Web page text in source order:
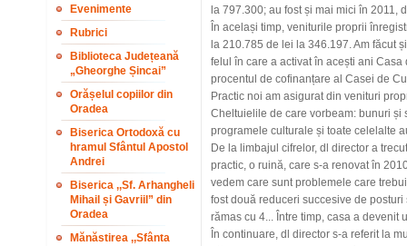
Evenimente
Rubrici
Biblioteca Județeană
„Gheorghe Șincai”
Orășelul copiilor din
Oradea
Biserica Ortodoxă cu
hramul Sfântul Apostol
Andrei
Biserica ,,Sf. Arhangheli
Mihail și Gavriil” din
Oradea
Mănăstirea ,,Sfânta
la 797.300; au fost și mai mici în 2011,
În același timp, veniturile proprii
la 210.785 de lei la 346.197. Am făcut
felul în care a activat în acești ani
procentul de cofinanțare al Casei de
Practic noi am asigurat din venituri
Cheltuielile de care vorbeam: bunuri
programele culturale și toate celelalte
De la limbajul cifrelor, dl director a
practic, o ruină, care s-a renovat în
vedem care sunt problemele care
fost două reduceri succesive de
rămas cu 4... Între timp, casa a devenit
În continuare, dl director s-a referit la